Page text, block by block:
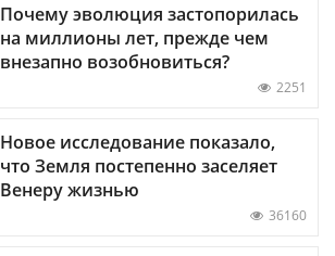
Почему эволюция застопорилась
на миллионы лет, прежде чем
внезапно возобновиться?
2251
Новое исследование показало,
что Земля постепенно заселяет
Венеру жизнью
36160